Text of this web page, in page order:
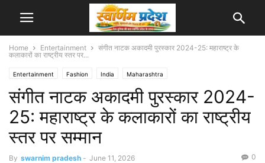
Home Entertainment
संगीत नाटक अकादमी पुरस्कार 2024-25: महाराष्ट्र के
कलाकारों का राष्ट्रीय स्तर पर...
Entertainment Fashion India Maharashtra
संगीत नाटक अकादमी पुरस्कार 2024-
25: महाराष्ट्र के कलाकारों का राष्ट्रीय
स्तर पर सम्मान
By swarnim pradesh - June 11, 2026 0